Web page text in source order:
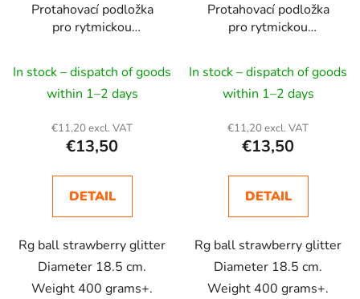
Protahovací podložka
pro rytmickou
24,5*12,5 cm
In stock – dispatch of goods
within 1–2 days
€11,20 excl. VAT
€13,50
DETAIL
Rg ball strawberry glitter
Diameter 18.5 cm.
Weight 400 grams+.
Protahovací podložka
pro rytmickou
Indigo 38*25 cm
In stock – dispatch of goods
within 1–2 days
€11,20 excl. VAT
€13,50
DETAIL
Rg ball strawberry glitter
Diameter 18.5 cm.
Weight 400 grams+.